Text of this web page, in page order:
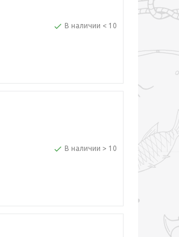
В наличии < 10
В наличии > 10